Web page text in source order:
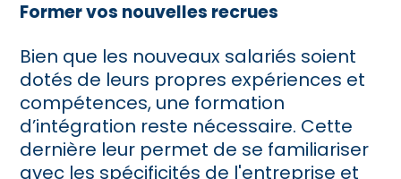
Former vos nouvelles recrues
Bien que les nouveaux salariés soient
dotés de leurs propres expériences et
compétences, une formation
d’intégration reste nécessaire. Cette
dernière leur permet de se familiariser
avec les spécificités de l'entreprise et